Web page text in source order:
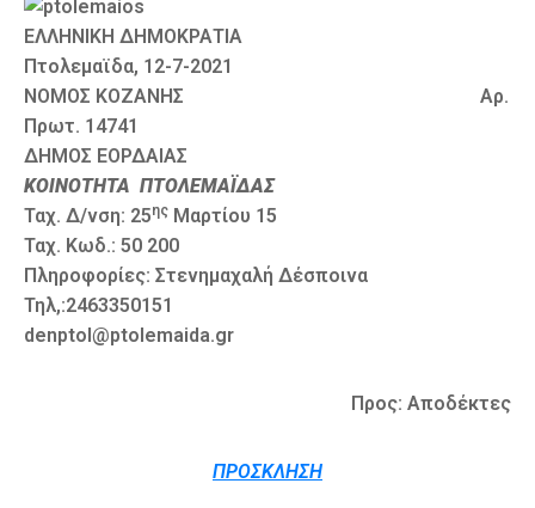
ΕΛΛΗΝΙΚΗ ΔΗΜΟΚΡΑΤΙΑ
Πτολεμαϊδα, 12-7-2021
ΝΟΜΟΣ ΚΟΖΑΝΗΣ Αρ.
Πρωτ. 14741
ΔΗΜΟΣ ΕΟΡΔΑΙΑΣ
ΚΟΙΝΟΤΗΤΑ ΠΤΟΛΕΜΑΪΔΑΣ
Ταχ. Δ/νση: 25ης Μαρτίου 15
Ταχ. Κωδ.: 50 200
Πληροφορίες: Στενημαχαλή Δέσποινα
Τηλ,:2463350151
denptol@ptolemaida.gr
Προς: Αποδέκτες
ΠΡΟΣΚΛΗΣΗ